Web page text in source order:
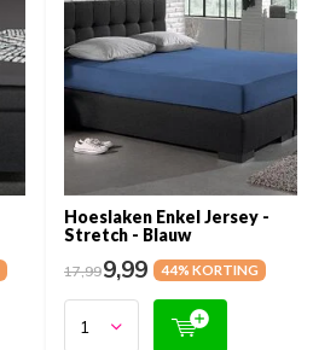
Hoeslaken Enkel Jersey -
Stretch - Blauw
17,999,99 44% KORTING